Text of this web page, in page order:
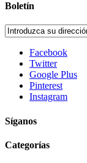
Boletín
Facebook
Twitter
Google Plus
Pinterest
Instagram
Síganos
Categorías